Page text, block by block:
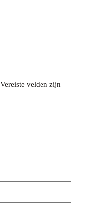
Vereiste velden zijn